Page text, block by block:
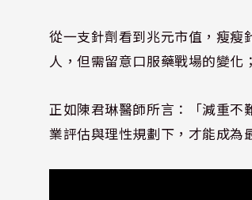
從一支針劑看到兆元市值，瘦瘦
人，但需留意口服藥戰場的變化
正如陳君琳醫師所言：「減重
業評估與理性規劃下，才能成為